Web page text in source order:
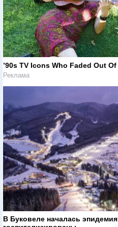
’90s TV Icons Who Faded Out
Реклама
В Буковеле началась